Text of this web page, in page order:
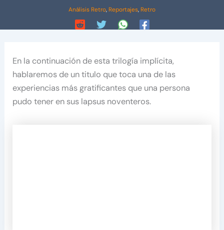
Análisis Retro, Reportajes, Retro
En la continuación de esta trilogía implícita,
hablaremos de un titulo que toca una de las
experiencias más gratificantes que una persona
pudo tener en sus lapsus noventeros.